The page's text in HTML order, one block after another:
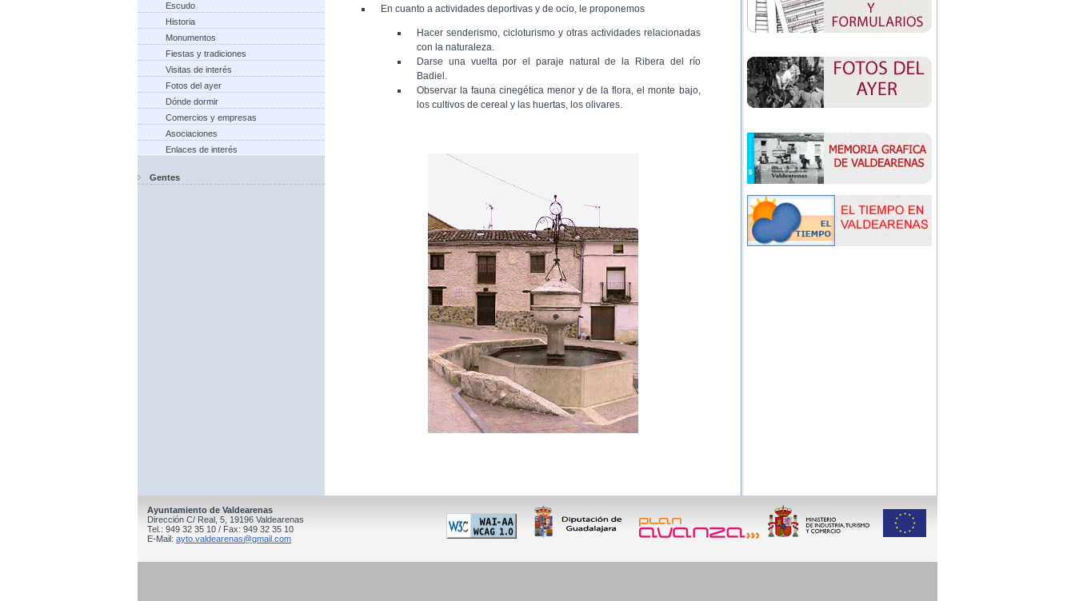
Escudo
Historia
Monumentos
Fiestas y tradiciones
Visitas de interés
Fotos del ayer
Dónde dormir
Comercios y empresas
Asociaciones
Enlaces de interés
Gentes
En cuanto a actividades deportivas y de ocio, le proponemos
Hacer senderismo, cicloturismo y otras actividades relacionadas
con la naturaleza.
Darse una vuelta por el paraje natural de la Ribera del río
Badiel.
Observar la fauna cinegética menor y de la flora, el monte bajo,
los cultivos de cereal y las huertas, los olivares.
Ayuntamiento de Valdearenas
Dirección C/ Real, 5, 19196 Valdearenas
Tel.: 949 32 35 10 / Fax: 949 32 35 10
E-Mail: ayto.valdearenas@gmail.com